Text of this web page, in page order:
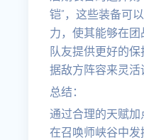
铠”，这些装备可
力，使其能够在
队友提供更好的
据敌方阵容来灵活
总结：
通过合理的天赋
在召唤师峡谷中